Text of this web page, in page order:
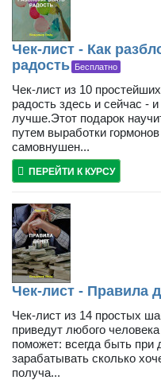
Чек-лист - Как
радость Бесплатно
Чек-лист из 10
радость здесь и сейчас -
лучше.Этот подарок
путем выработки
самовнушен...
ПЕРЕЙТИ К КУРСУ
Чек-лист - Правила
Чек-лист из 14 простых
приведут любого
поможет: всегда быть при
зарабатывать сколько
получа...